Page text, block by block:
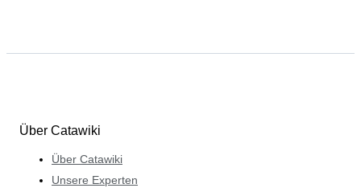
Über Catawiki
Über Catawiki
Unsere Experten